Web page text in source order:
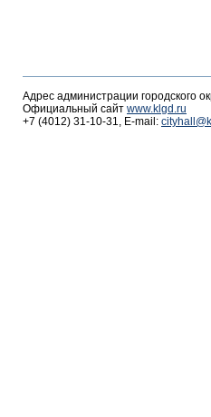
Адрес администрации городского
Официальный сайт www.klgd.ru
+7 (4012) 31-10-31, E-mail: